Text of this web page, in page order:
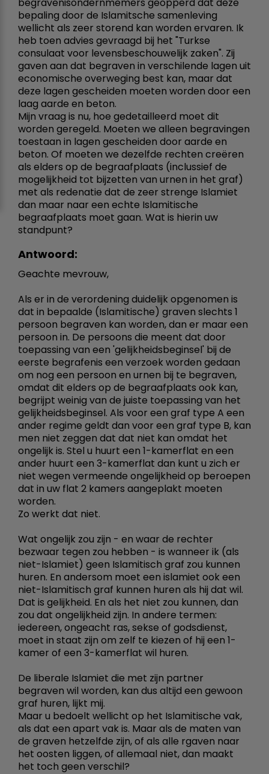
bepaling door de Islamitsche samenleving
wellicht als zeer storend kan worden ervaren. Ik
heb toen advies gevraagd bij het "Turkse
consulaat voor levensbeschouwelijk zaken". Zij
gaven aan dat begraven in verschilende lagen uit
economische overweging best kan, maar dat
deze lagen gescheiden moeten worden door een
laag aarde en beton.
Mijn vraag is nu, hoe gedetailleerd moet dit
worden geregeld. Moeten we alleen begravingen
toestaan in lagen gescheiden door aarde en
beton. Of moeten we dezelfde rechten creëren
als elders op de begraafplaats (inclussief de
mogelijkheid tot bijzetten van urnen in het graf)
met als redenatie dat de zeer strenge Islamiet
dan maar naar een echte Islamitische
begraafplaats moet gaan. Wat is hierin uw
standpunt?
Antwoord:
Geachte mevrouw,
Als er in de verordening duidelijk opgenomen is
dat in bepaalde (Islamitische) graven slechts 1
persoon begraven kan worden, dan er maar een
persoon in. De persoons die meent dat door
toepassing van een 'gelijkheidsbeginsel' bij de
eerste begrafenis een verzoek worden gedaan
om nog een persoon en urnen bij te begraven,
omdat dit elders op de begraafplaats ook kan,
begrijpt weinig van de juiste toepassing van het
gelijkheidsbeginsel. Als voor een graf type A een
ander regime geldt dan voor een graf type B, kan
men niet zeggen dat dat niet kan omdat het
ongelijk is. Stel u huurt een 1-kamerflat en een
ander huurt een 3-kamerflat dan kunt u zich er
niet wegen vermeende ongelijkheid op beroepen
dat in uw flat 2 kamers aangeplakt moeten
worden.
Zo werkt dat niet.
Wat ongelijk zou zijn - en waar de rechter
bezwaar tegen zou hebben - is wanneer ik (als
niet-Islamiet) geen Islamitisch graf zou kunnen
huren. En andersom moet een islamiet ook een
niet-Islamitisch graf kunnen huren als hij dat wil.
Dat is gelijkheid. En als het niet zou kunnen, dan
zou dat ongelijkheid zijn. In andere termen:
iedereen, ongeacht ras, sekse of godsdienst,
moet in staat zijn om zelf te kiezen of hij een 1-
kamer of een 3-kamerflat wil huren.
De liberale Islamiet die met zijn partner
begraven wil worden, kan dus altijd een gewoon
graf huren, lijkt mij.
Maar u bedoelt wellicht op het Islamitische vak,
als dat een apart vak is. Maar als de maten van
de graven hetzelfde zijn, of als alle rgaven naar
het oosten liggen, of allemaal niet, dan maakt
het toch geen verschil?